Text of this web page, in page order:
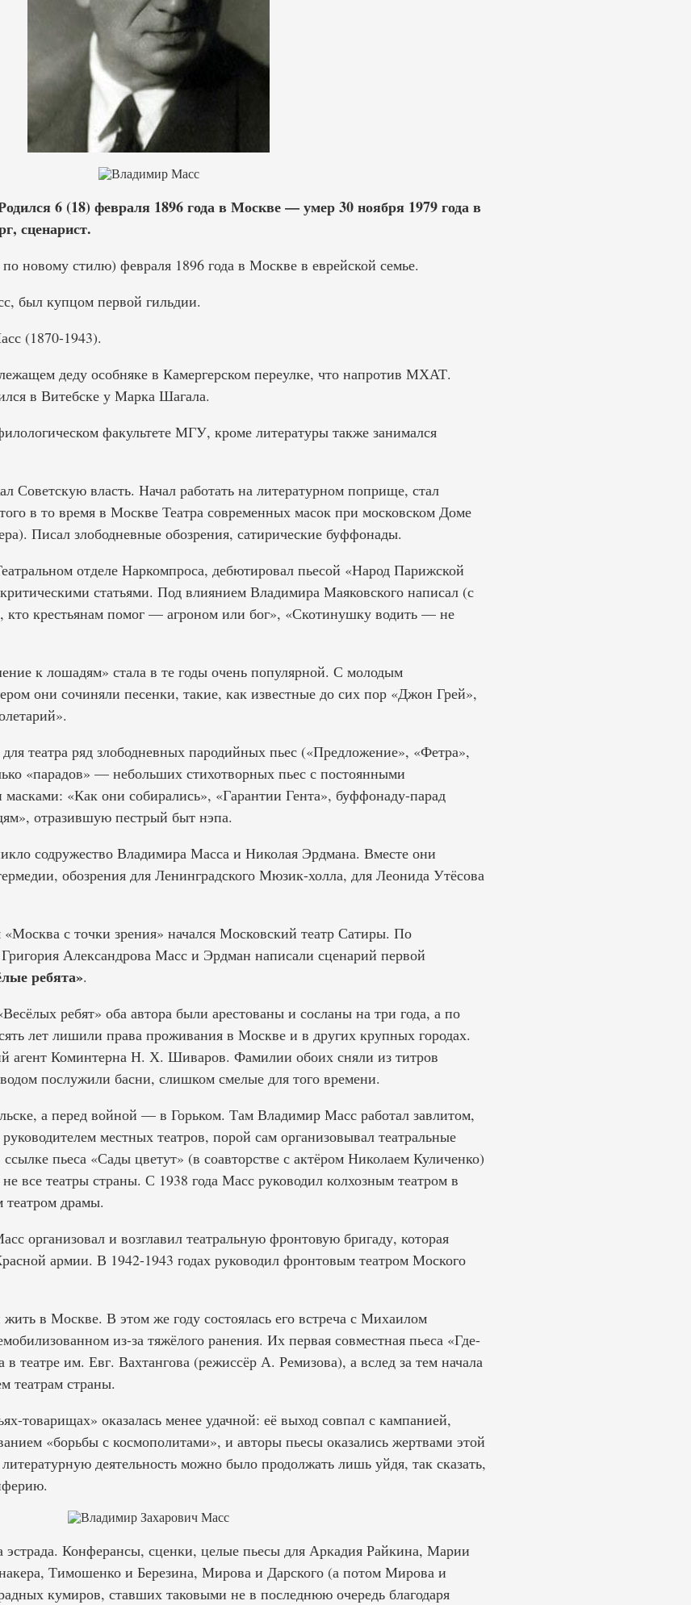
6 (18) февраля 1896 года в Москве — умер 30 ноября 1979 года в
сценарист.
новому стилю) февраля 1896 года в Москве в еврейской семье.
был купцом первой гильдии.
(1870-1943).
деду особняке в Камергерском переулке, что напротив МХАТ.
в Витебске у Марка Шагала.
факультете МГУ, кроме литературы также занимался
Советскую власть. Начал работать на литературном поприще, стал
в то время в Москве Театра современных масок при московском Доме
Писал злободневные обозрения, сатирические буффонады.
отделе Наркомпроса, дебютировал пьесой «Народ Парижской
статьями. Под влиянием Владимира Маяковского написал (с
крестьянам помог — агроном или бог», «Скотинушку водить — не
к лошадям» стала в те годы очень популярной. С молодым
они сочиняли песенки, такие, как известные до сих пор «Джон Грей»,
театра ряд злободневных пародийных пьес («Предложение», «Фетра»,
«парадов» — небольших стихотворных пьес с постоянными
«Как они собирались», «Гарантии Гента», буффонаду-парад
отразившую пестрый быт нэпа.
содружество Владимира Масса и Николая Эрдмана. Вместе они
обозрения для Ленинградского Мюзик-холла, для Леонида Утёсова
«Москва с точки зрения» начался Московский театр Сатиры. По
Александрова Масс и Эрдман написали сценарий первой
ребята».
ребят» оба автора были арестованы и сосланы на три года, а по
лет лишили права проживания в Москве и в других крупных городах.
агент Коминтерна Н. Х. Шиваров. Фамилии обоих сняли из титров
послужили басни, слишком смелые для того времени.
а перед войной — в Горьком. Там Владимир Масс работал завлитом,
местных театров, порой сам организовывал театральные
пьеса «Сады цветут» (в соавторстве с актёром Николаем Куличенко)
все театры страны. С 1938 года Масс руководил колхозным театром в
драмы.
организовал и возглавил театральную фронтовую бригаду, которая
армии. В 1942-1943 годах руководил фронтовым театром Моского
в Москве. В этом же году состоялась его встреча с Михаилом
из-за тяжёлого ранения. Их первая совместная пьеса «Где-
театре им. Евг. Вахтангова (режиссёр А. Ремизова), а вслед за тем начала
театрам страны.
товарищах» оказалась менее удачной: её выход совпал с кампанией,
«борьбы с космополитами», и авторы пьесы оказались жертвами этой
деятельность можно было продолжать лишь уйдя, так сказать,
эстрада. Конферансы, сценки, целые пьесы для Аркадия Райкина, Марии
Тимошенко и Березина, Мирова и Дарского (а потом Мирова и
кумиров, ставших таковыми не в последнюю очередь благодаря